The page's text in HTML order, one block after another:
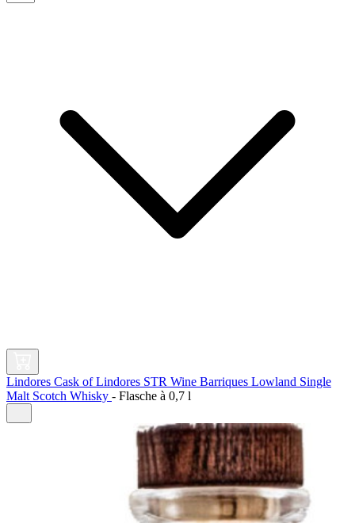
Lindores Cask of Lindores STR Wine Barriques Lowland Single
Malt Scotch Whisky - Flasche à 0,7 l